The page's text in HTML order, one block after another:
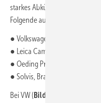
starkes Abkühlen bzw.
Folgende ausgeführte Objekte
● Volkswagen AG, Emden
● Leica Camera, Wetzlar
● Oeding Print, Braunschweig
● Solvis, Braunschweig
Bei VW ( Bild 6